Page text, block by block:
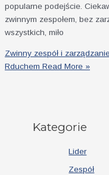
popularne podejście.
zwinnym zespołem, bez
wszystkich, miło
Zwinny zespół i
Rduchem Read More »
Kategorie
Lider
Zespół